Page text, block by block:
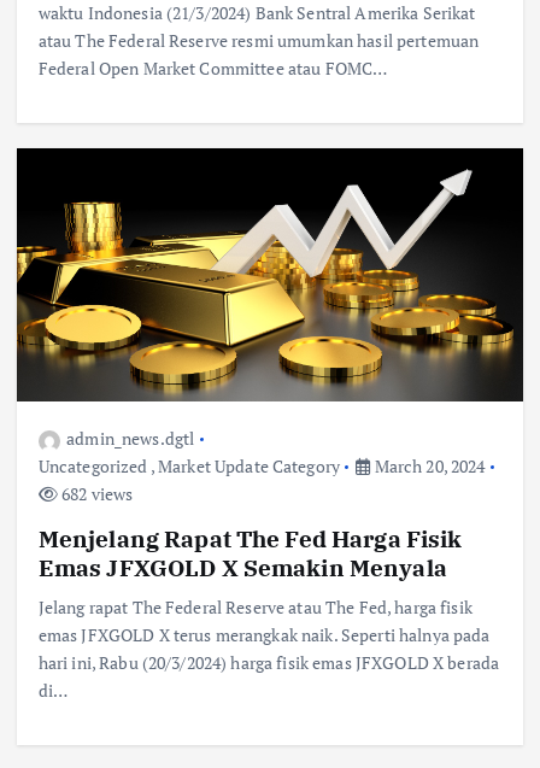
waktu Indonesia (21/3/2024) Bank Sentral Amerika Serikat
atau The Federal Reserve resmi umumkan hasil pertemuan
Federal Open Market Committee atau FOMC…
admin_news.dgtl
Uncategorized ,Market Update Category
March 20, 2024
682 views
Menjelang Rapat The Fed Harga Fisik
Emas JFXGOLD X Semakin Menyala
Jelang rapat The Federal Reserve atau The Fed, harga fisik
emas JFXGOLD X terus merangkak naik. Seperti halnya pada
hari ini, Rabu (20/3/2024) harga fisik emas JFXGOLD X berada
di…